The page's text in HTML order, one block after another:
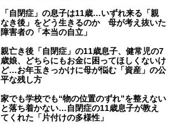
「自閉症」の息子は11歳…いずれ来る「親
なき後」をどう生きるのか 母が考え抜いた
障害者の「本当の自立」
親亡き後「自閉症」の11歳息子、健常児の7
歳娘、どちらにもお金に困ってほしくないけ
ど…お年玉きっかけに母が悩む「資産」の公
平な残し方
家でも学校でも“物の位置のずれ”を整えない
と落ち着かない…自閉症の11歳息子が教え
てくれた「片付けの多様性」